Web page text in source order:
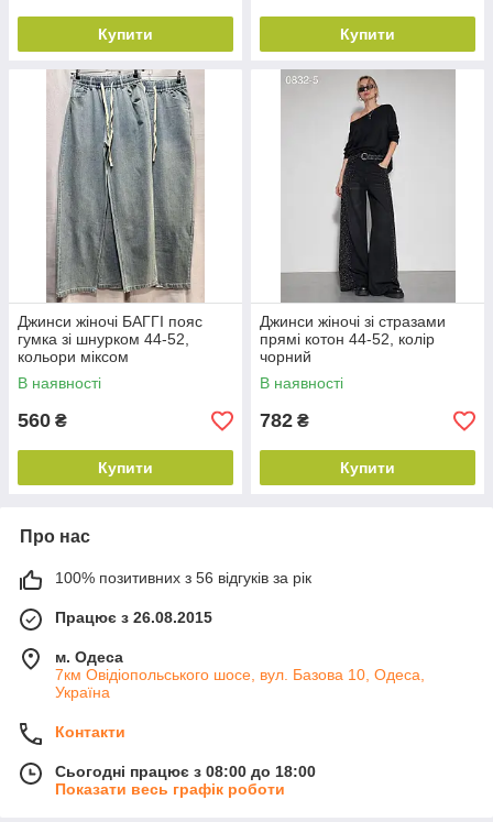
Купити Купити
Джинси жіночі БАГГІ пояс
гумка зі шнурком 44-52,
кольори міксом
В наявності
560 ₴
Купити
Джинси жіночі зі стразами
прямі котон 44-52, колір
чорний
В наявності
782 ₴
Купити
Про нас
100% позитивних з 56 відгуків за рік
Працює з 26.08.2015
м. Одеса
7км Овідіопольського шосе, вул. Базова 10, Одеса,
Україна
Контакти
Сьогодні працює з 08:00 до 18:00
Показати весь графік роботи